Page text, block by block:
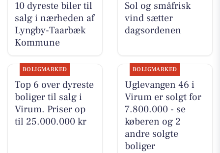
10 dyreste biler til
salg i nærheden af
Lyngby-Taarbæk
Kommune
Sol og småfrisk
vind sætter
dagsordenen
BOLIGMARKED
Top 6 over dyreste
boliger til salg i
Virum. Priser op
til 25.000.000 kr
BOLIGMARKED
Uglevangen 46 i
Virum er solgt for
7.800.000 - se
køberen og 2
andre solgte
boliger